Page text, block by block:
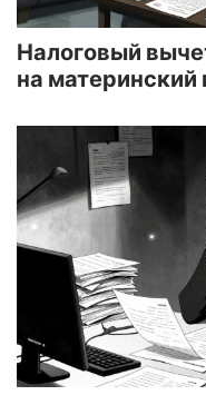
Налоговый
на материнский